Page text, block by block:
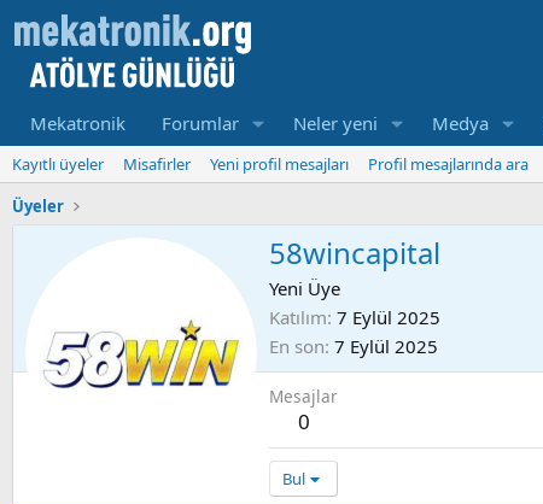
Mekatronik Forumlar Neler yeni Medya
Kayıtlı üyeler Misafirler Yeni profil mesajları
Profil mesajlarında ara
Üyeler
58wincapital
Yeni Üye
Katılım 7 Eylül 2025
En son 7 Eylül 2025
Mesajlar
0
Bul